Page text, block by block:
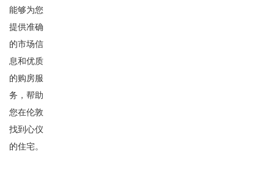
能够为您
提供准确
的市场信
息和优质
的购房服
务，帮助
您在伦敦
找到心仪
的住宅。